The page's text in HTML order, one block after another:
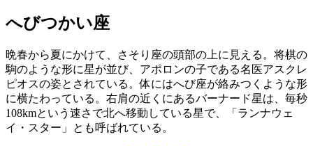
へびつかい座
晩春から夏にかけて、さそり座の頭部の上に見える。将棋の
駒のような形に星が並び、アポロンの子である名医アスクレ
ピオスの姿とされている。体にはへび座が絡みつくような形
に横たわっている。右肩の近くにあるバーナード星は、毎秒
108kmという速さで北へ移動している星で、「ランナウェ
イ・スター」とも呼ばれている。